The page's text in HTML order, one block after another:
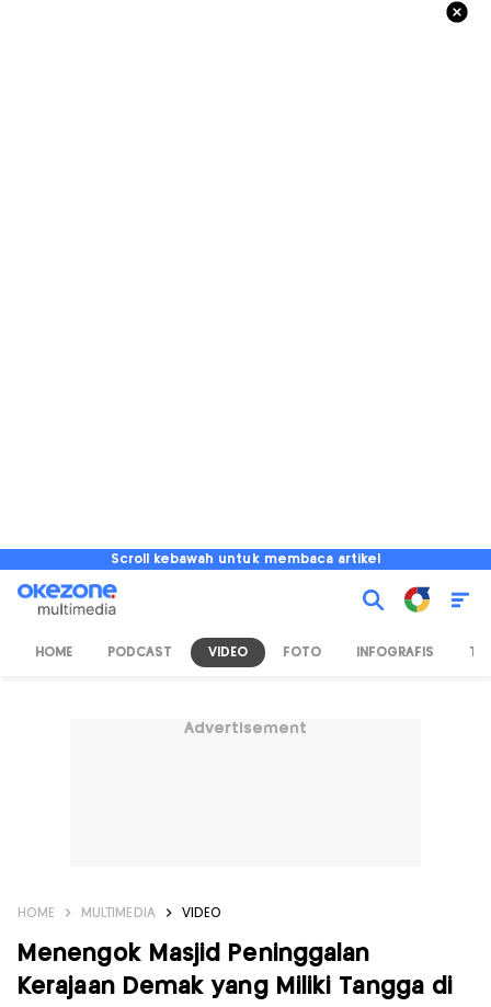
Scroll kebawah untuk membaca artikel
HOME PODCAST VIDEO FOTO INFOGRAFIS TV
Advertisement
HOME MULTIMEDIA VIDEO
Menengok Masjid Peninggalan
Kerajaan Demak yang Miliki Tangga di